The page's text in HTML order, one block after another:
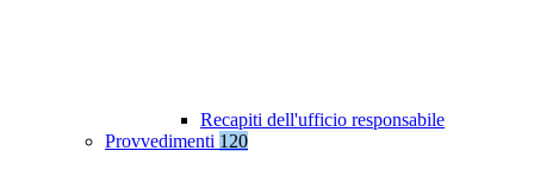
Recapiti dell'ufficio responsabile
Provvedimenti 120